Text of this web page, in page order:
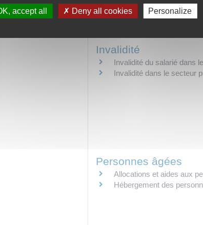
Invalidité
Invalidité du salarié dans
Invalidité dans le secteur
Personnes âgées
Allocations et aides aux
Hébergement des
accept all Deny all cookies Personalize